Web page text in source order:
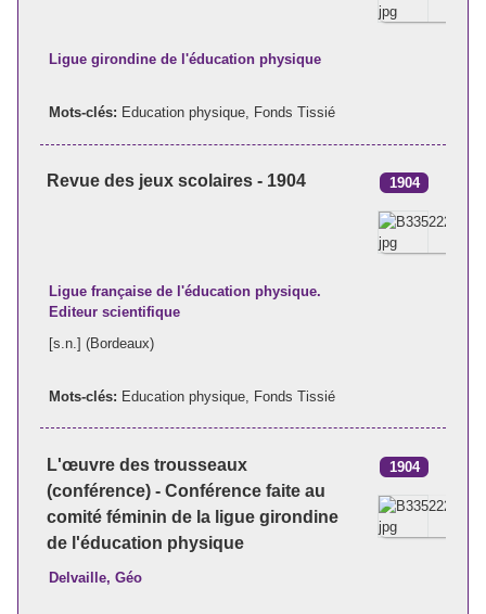
Ligue girondine de l'éducation physique
Mots-clés: Education physique, Fonds Tissié
Revue des jeux scolaires - 1904 1904
Ligue française de l'éducation physique.
Editeur scientifique
[s.n.] (Bordeaux)
Mots-clés: Education physique Fonds Tissié
L'œuvre des trousseaux
(conférence) - Conférence faite au
comité féminin de la ligue girondine
de l'éducation physique
1904
Delvaille, Géo